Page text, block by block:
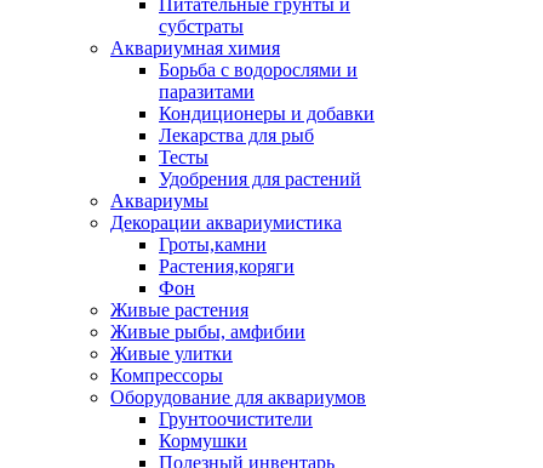
Питательные грунты и
субстраты
Аквариумная химия
Борьба с водорослями и
паразитами
Кондиционеры и добавки
Лекарства для рыб
Тесты
Удобрения для растений
Аквариумы
Декорации аквариумистика
Гроты,камни
Растения,коряги
Фон
Живые растения
Живые рыбы, амфибии
Живые улитки
Компрессоры
Оборудование для аквариумов
Грунтоочистители
Кормушки
Полезный инвентарь